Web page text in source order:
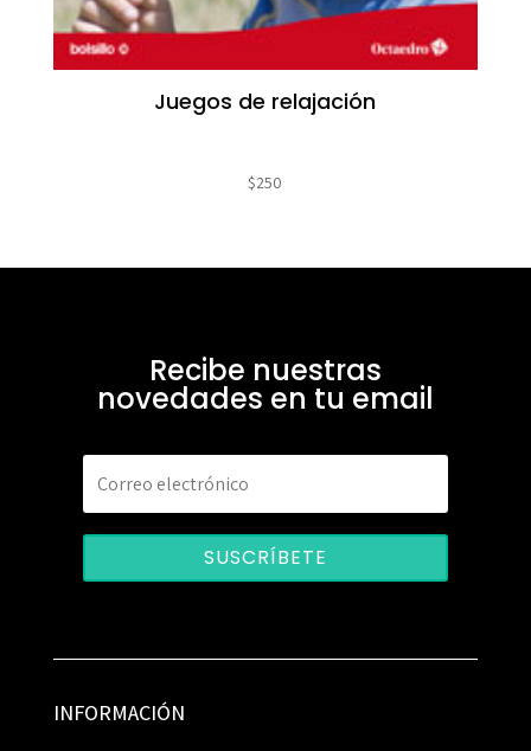
Juegos de relajación
$250
Recibe nuestras
novedades en tu email
SUSCRÍBETE
INFORMACIÓN